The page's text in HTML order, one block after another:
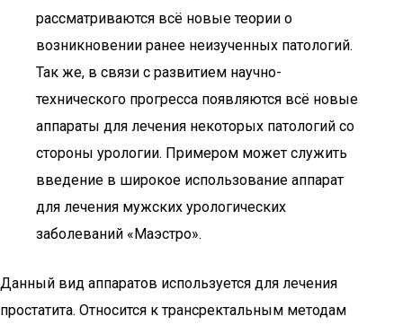
рассматриваются всё новые теории о
возникновении ранее неизученных патологий.
Так же, в связи с развитием научно-
технического прогресса появляются всё новые
аппараты для лечения некоторых патологий со
стороны урологии. Примером может служить
введение в широкое использование аппарат
для лечения мужских урологических
заболеваний «Маэстро».
Данный вид аппаратов используется для лечения
простатита. Относится к трансректальным методам